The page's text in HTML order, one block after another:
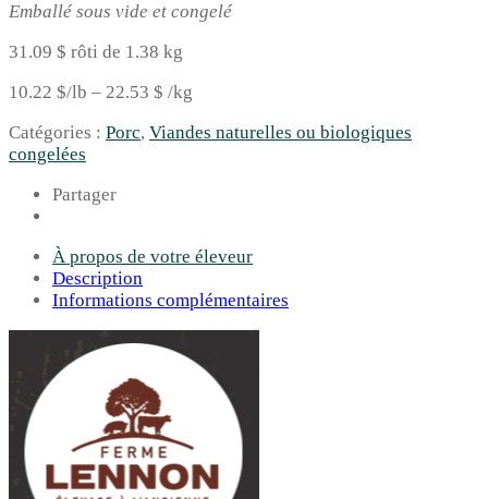
Emballé sous vide et congelé
31.09 $ rôti de 1.38 kg
10.22 $/lb – 22.53 $ /kg
Catégories : Porc, Viandes naturelles ou biologiques
congelées
Partager
À propos de votre éleveur
Description
Informations complémentaires